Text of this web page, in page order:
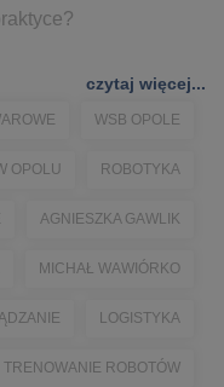
czytaj więcej...
WSB OPOLE
OPOLU ROBOTYKA
AGNIESZKA GAWLIK
MICHAŁ WAWIÓRKO
LOGISTYKA
TRENOWANIE ROBOTÓW